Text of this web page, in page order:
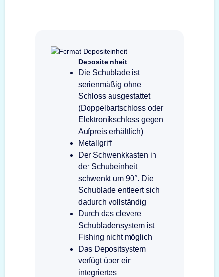
Depositeinheit
Die Schublade ist
serienmäßig ohne
Schloss ausgestattet
(Doppelbartschloss oder
Elektronikschloss gegen
Aufpreis erhältlich)
Metallgriff
Der Schwenkkasten in
der Schubeinheit
schwenkt um 90°. Die
Schublade entleert sich
dadurch vollständig
Durch das clevere
Schubladensystem ist
Fishing nicht möglich
Das Depositsystem
verfügt über ein
integriertes